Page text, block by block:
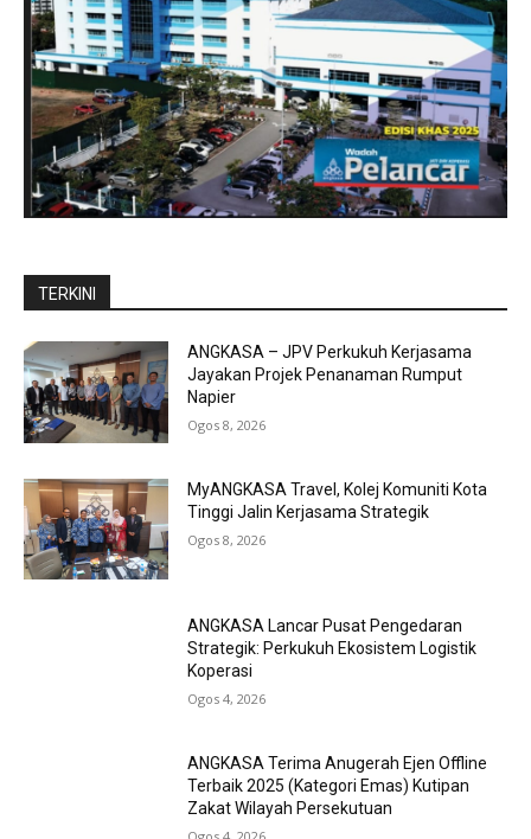
TERKINI
ANGKASA – JPV Perkukuh Kerjasama
Jayakan Projek Penanaman Rumput
Napier
Ogos 8, 2026
MyANGKASA Travel, Kolej Komuniti Kota
Tinggi Jalin Kerjasama Strategik
Ogos 8, 2026
ANGKASA Lancar Pusat Pengedaran
Strategik: Perkukuh Ekosistem Logistik
Koperasi
Ogos 4, 2026
ANGKASA Terima Anugerah Ejen Offline
Terbaik 2025 (Kategori Emas) Kutipan
Zakat Wilayah Persekutuan